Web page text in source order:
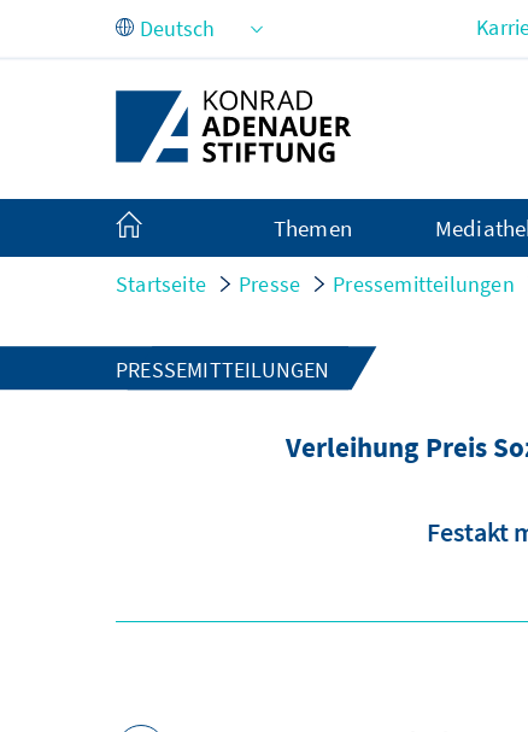
Zum Hauptinhalt springen
Themen
Startseite Presse Pressemitteilungen
PRESSEMITTEILUNGEN
Verleihung Preis
Festakt